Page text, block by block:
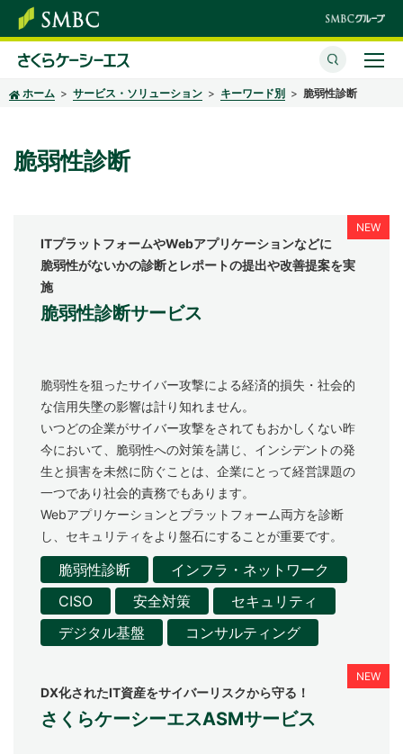
ホーム サービス・ソリューション キーワード別 脆弱性診断
脆弱性診断
脆弱性診断サービス
ITプラットフォームやWebアプリケーションなどに
脆弱性がないかの診断とレポートの提出や改善提案を実
施
脆弱性を狙ったサイバー攻撃による経済的損失・社会的
な信用失墜の影響は計り知れません。
いつどの企業がサイバー攻撃をされてもおかしくない昨
今において、脆弱性への対策を講じ、インシデントの発
生と損害を未然に防ぐことは、企業にとって経営課題の
一つであり社会的責務でもあります。
Webアプリケーションとプラットフォーム両方を診断
し、セキュリティをより盤石にすることが重要です。
脆弱性診断
インフラ・ネットワーク
CISO
安全対策
セキュリティ
デジタル基盤
コンサルティング
さくらケーシーエスASMサービス
DX化されたIT資産をサイバーリスクから守る！
さくらケーシーエスとは
サステナビリティ
企業情報
お問い合わせ